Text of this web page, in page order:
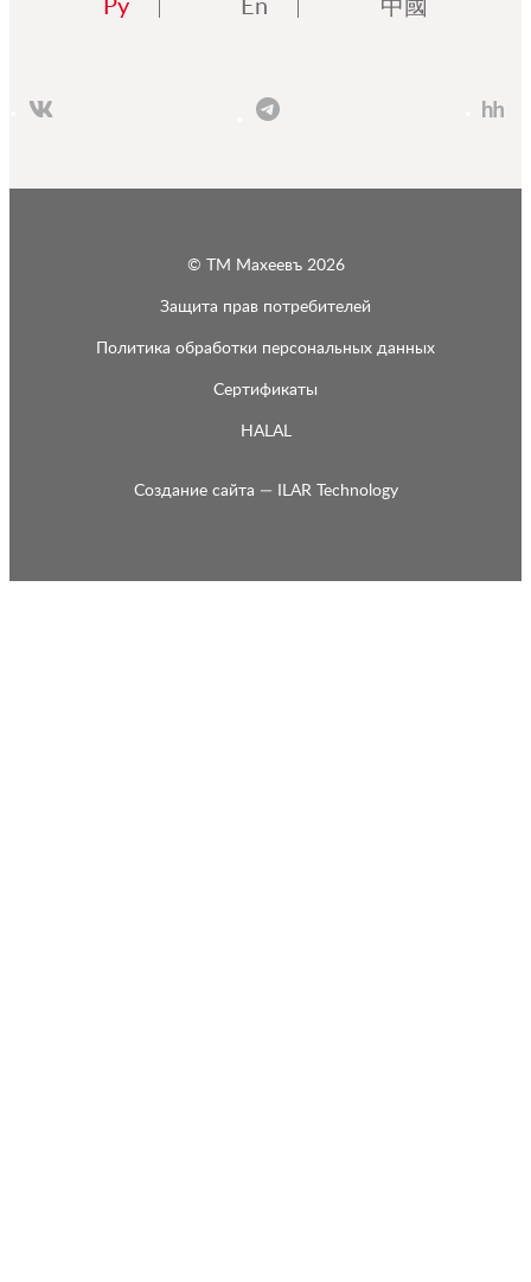
Ру En 中國
© ТМ Махеевъ 2026
Защита прав потребителей
Политика обработки персональных данных
Сертификаты
HALAL
Создание сайта — ILAR Technology